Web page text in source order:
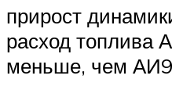
прирост
расход топлива
меньше, чем